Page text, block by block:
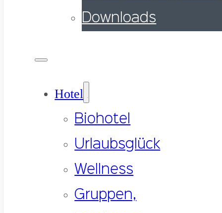
Downloads
Hotel
Biohotel
Urlaubsglück
Wellness
Gruppen,